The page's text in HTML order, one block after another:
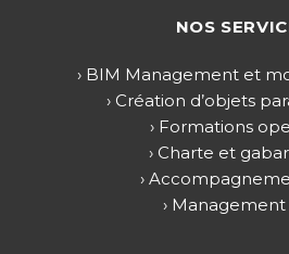
NOS
› BIM Management et
› Création d’objets
› Formations
› Charte et
›
› Management